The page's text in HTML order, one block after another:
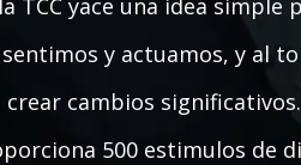
TCC yace una idea simple
y actuamos, y al
cambios
500 estimulos de